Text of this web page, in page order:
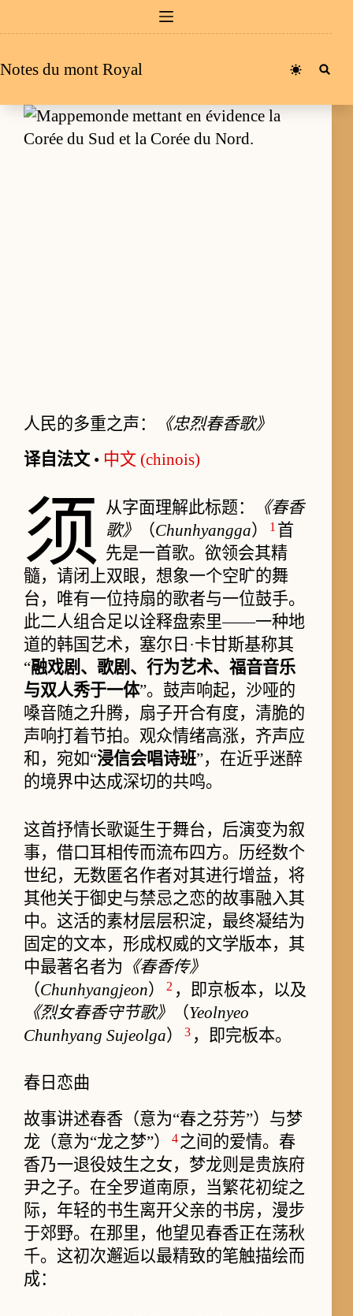
au
Notes du mont Royal
人民的多重之声：
《忠烈春香歌》
译自法文 • 中文 (chinois)
须 从字面理解此标题：
《春香
歌》
（Chunhyangga） 1 首
先是一首歌。欲领会其精
髓，请闭上双眼，想象一个空旷的舞
台，唯有一位持扇的歌者与一位鼓手。
此二人组合足以诠释盘索里——一种地
道的韩国艺术，塞尔日·卡甘斯基称其
“融戏剧、歌剧、行为艺术、福音音乐
与双人秀于一体”。鼓声响起，沙哑的
嗓音随之升腾，扇子开合有度，清脆的
声响打着节拍。观众情绪高涨，齐声应
和，宛如“浸信会唱诗班”，在近乎迷醉
的境界中达成深切的共鸣。
这首抒情长歌诞生于舞台，后演变为叙
事，借口耳相传而流布四方。历经数个
世纪，无数匿名作者对其进行增益，将
其他关于御史与禁忌之恋的故事融入其
中。这活的素材层层积淀，最终凝结为
固定的文本，形成权威的文学版本，其
中最著名者为 《春香传》
（Chunhyangjeon） 2 ，即京板本，以及
《烈女春香守节歌》
（Yeolnyeo
Chunhyang Sujeolga） 3 ，即完板本。
春日恋曲
故事讲述春香（意为“春之芬芳”）与梦
龙（意为“龙之梦”）
4 之间的爱情。春
香乃一退役妓生之女，梦龙则是贵族府
尹之子。在全罗道南原，当繁花初绽之
际，年轻的书生离开父亲的书房，漫步
于郊野。在那里，他望见春香正在荡秋
千。这初次邂逅以最精致的笔触描绘而
成：